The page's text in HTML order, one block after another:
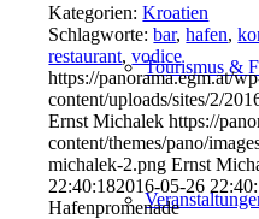
Tourismus &
Kategorien:Kroatien
Schlagworte:bar,hafen,
restaurant,vodice
https://panorama.egm.at/
content/uploads/sites/2/
Ernst Michalek https://
content/themes/pano/
michalek-2.png Ernst
22:40:182016-05-26
Hafenpromenade